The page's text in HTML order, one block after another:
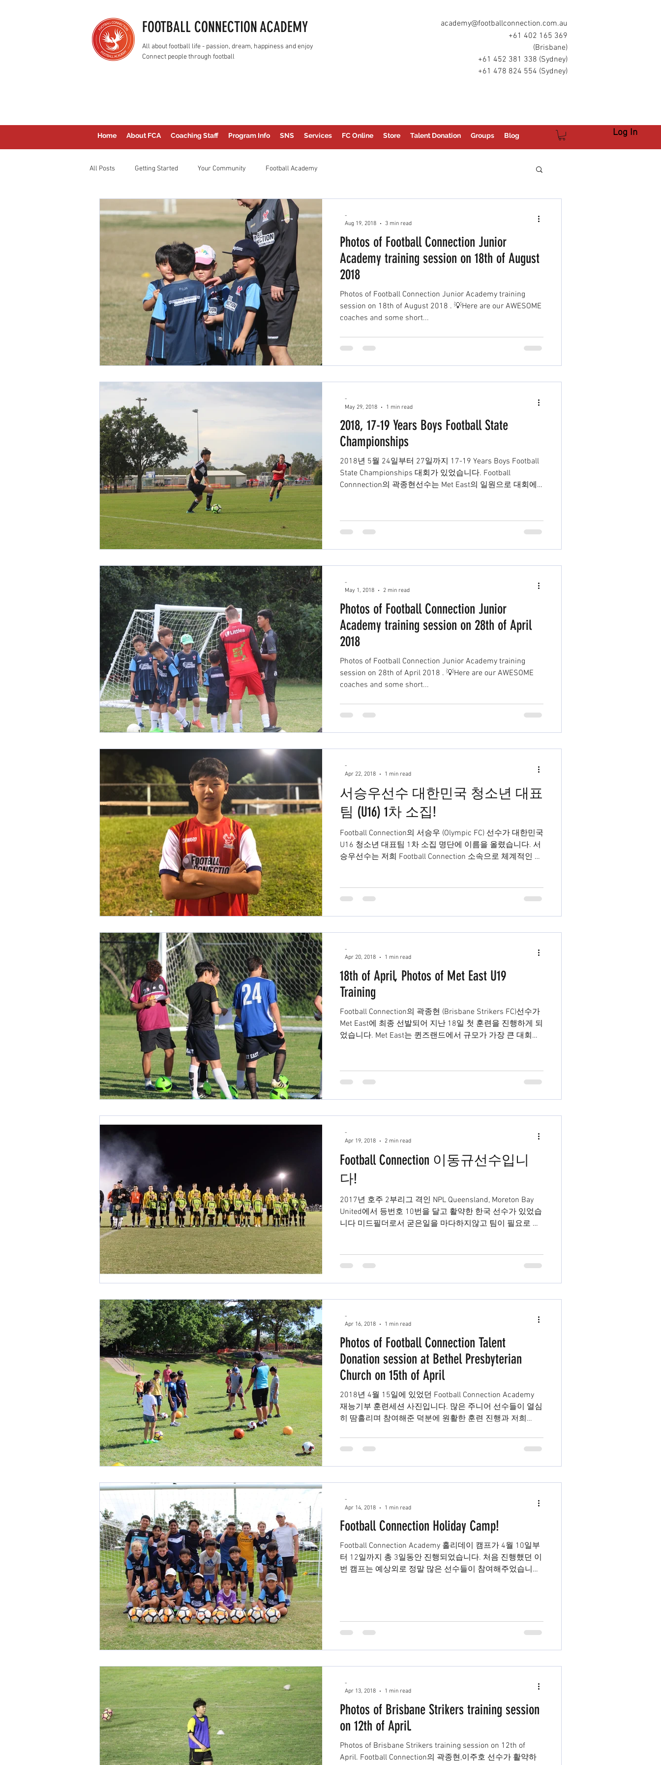
FOOTBALL CONNECTION ACADEMY
All about football life - passion, dream, happiness and enjoy
Connect people through football
academy@footballconnection.com.au
+61 402 165 369
(Brisbane)
+61 452 381 338 (Sydney)
+61 478 824 554 (Sydney)
Home About FCA Coaching Staff Program Info SNS Services FC Online Store Talent Donation Groups Blog Log In
All Posts Getting Started Your Community Football Academy
Photos of Football Connection Junior
Academy training session on 18th of August
2018
Photos of Football Connection Junior Academy training
session on 18th of August 2018 . 💡Here are our AWESOME
coaches and some short...
-
Aug 19, 2018
3 min read
2018, 17-19 Years Boys Football State
Championships
2018년 5월 24일부터 27일까지 17-19 Years Boys Football
State Championships 대회가 있었습니다. Football
Connnection의 곽종현선수는 Met East의 일원으로 대회에
-
May 29, 2018
1 min read
Photos of Football Connection Junior
Academy training session on 28th of April
2018
Photos of Football Connection Junior Academy training
session on 28th of April 2018 . 💡Here are our AWESOME
coaches and some short...
-
May 1, 2018
2 min read
서승우선수 대한민국 청소년 대표
팀 (U16) 1차 소집!
Football Connection의 서승우 (Olympic FC) 선수가 대한민국
U16 청소년 대표팀 1차 소집 명단에 이름을 올렸습니다. 서
승우선수는 저희 Football Connection 소속으로 체계적인 매
-
Apr 22, 2018
1 min read
18th of April, Photos of Met East U19
Training
Football Connection의 곽종현 (Brisbane Strikers FC)선수가
Met East에 최종 선발되어 지난 18일 첫 훈련을 진행하게 되
었습니다. Met East는 퀸즈랜드에서 규모가 가장 큰 대회로
-
Apr 20, 2018
1 min read
Football Connection 이동규선수입니
다!
2017년 호주 2부리그 격인 NPL Queensland, Moreton Bay
United에서 등번호 10번을 달고 활약한 한국 선수가 있었습
니다 미드필더로서 굳은일을 마다하지않고 팀이 필요로 할
-
Apr 19, 2018
2 min read
Photos of Football Connection Talent
Donation session at Bethel Presbyterian
Church on 15th of April
2018년 4월 15일에 있었던 Football Connection Academy
재능기부 훈련세션 사진입니다. 많은 주니어 선수들이 열심
히 땀흘리며 참여해준 덕분에 원활한 훈련 진행과 저희
-
Apr 16, 2018
1 min read
Football Connection Holiday Camp!
Football Connection Academy 홀리데이 캠프가 4월 10일부
터 12일까지 총 3일동안 진행되었습니다. 처음 진행했던 이
번 캠프는 예상외로 정말 많은 선수들이 참여해주었습니다.
-
Apr 14, 2018
1 min read
Photos of Brisbane Strikers training session
on 12th of April.
Photos of Brisbane Strikers training session on 12th of
April. Football Connection의 곽종현,이주호 선수가 활약하
-
Apr 13, 2018
1 min read